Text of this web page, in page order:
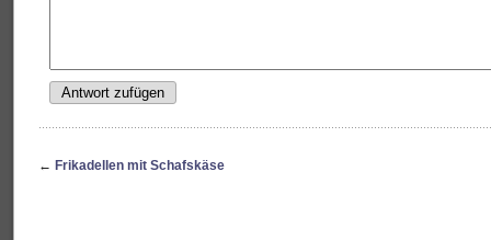
← Frikadellen mit Schafskäse